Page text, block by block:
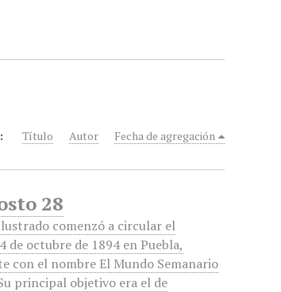
Título Autor Fecha de agregación
28
comenzó a circular el
de octubre de 1894 en Puebla,
con el nombre El Mundo Semanario
principal objetivo era el de